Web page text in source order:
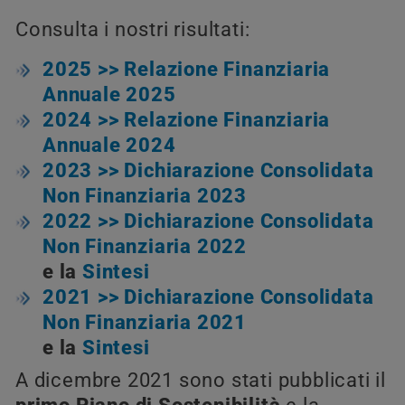
Consulta i nostri risultati:
2025 >> Relazione Finanziaria
Annuale 2025
2024 >> Relazione Finanziaria
Annuale 2024
2023 >> Dichiarazione Consolidata
Non Finanziaria 2023
2022 >> Dichiarazione Consolidata
Non Finanziaria 2022
e la Sintesi
2021 >> Dichiarazione Consolidata
Non Finanziaria 2021
e la Sintesi
A dicembre 2021 sono stati pubblicati il